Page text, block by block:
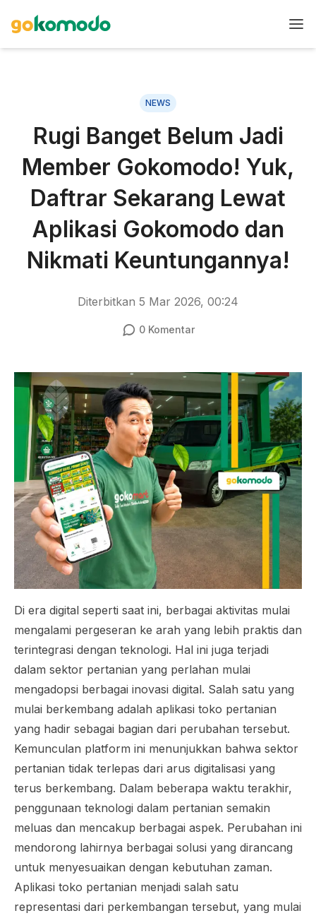
NEWS
Rugi Banget Belum Jadi
Member Gokomodo! Yuk,
Daftrar Sekarang Lewat
Aplikasi Gokomodo dan
Nikmati Keuntungannya!
Diterbitkan 5 Mar 2026, 00:24
0Komentar
Di era digital seperti saat ini, berbagai aktivitas mulai
mengalami pergeseran ke arah yang lebih praktis dan
terintegrasi dengan teknologi. Hal ini juga terjadi
dalam sektor pertanian yang perlahan mulai
mengadopsi berbagai inovasi digital. Salah satu yang
mulai berkembang adalah aplikasi toko pertanian
yang hadir sebagai bagian dari perubahan tersebut.
Kemunculan platform ini menunjukkan bahwa sektor
pertanian tidak terlepas dari arus digitalisasi yang
terus berkembang. Dalam beberapa waktu terakhir,
penggunaan teknologi dalam pertanian semakin
meluas dan mencakup berbagai aspek. Perubahan ini
mendorong lahirnya berbagai solusi yang dirancang
untuk menyesuaikan dengan kebutuhan zaman.
Aplikasi toko pertanian menjadi salah satu
representasi dari perkembangan tersebut, yang mulai